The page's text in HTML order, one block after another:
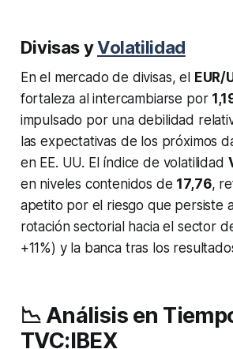
Divisas yVolatilidad
En el mercado de divisas, el EUR/
fortaleza al intercambiarse por
impulsado por una debilidad
las expectativas de los próximos
en EE. UU. El índice de volatilidad
en niveles contenidos de 17,76,
apetito por el riesgo que persiste
rotación sectorial hacia el sector
+11%) y la banca tras los
📉 Análisis en
TVC:IBEX